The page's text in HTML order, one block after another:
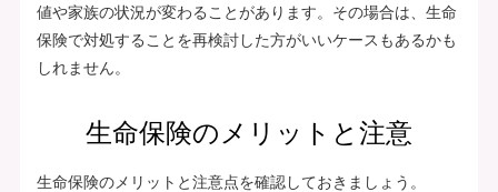
値や家族の状況が変わることがあります。その場合は、生命
保険で対処することを再検討した方がいいケースもあるかも
しれません。
生命保険のメリットと注意
生命保険のメリットと注意点を確認しておきましょう。